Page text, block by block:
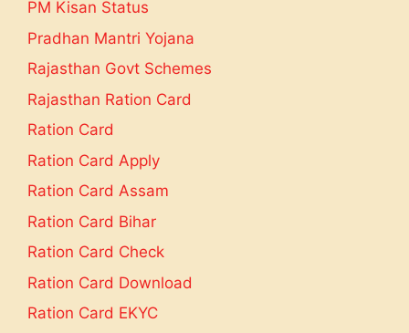
PM Kisan Status
Pradhan Mantri Yojana
Rajasthan Govt Schemes
Rajasthan Ration Card
Ration Card
Ration Card Apply
Ration Card Assam
Ration Card Bihar
Ration Card Check
Ration Card Download
Ration Card EKYC